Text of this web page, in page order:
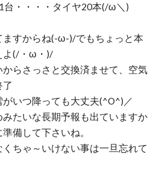
台・・・・タイヤ20本(/ω＼)
ますからね(-ω-)/でもちょっと本
よ(/・ω・)/
らさっさと交換済ませて、空気
了
いつ降っても大丈夫(^O^)／
たいな長期予報も出ていますか
備して下さいね。
ちゃ～いけない事は一旦忘れて